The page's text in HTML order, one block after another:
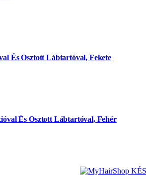
És Osztott Lábtartóval, Fekete
És Osztott Lábtartóval, Fehér